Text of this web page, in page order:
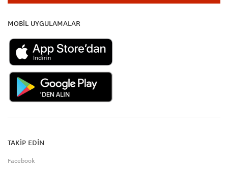
MOBİL UYGULAMALAR
TAKİP EDİN
Facebook